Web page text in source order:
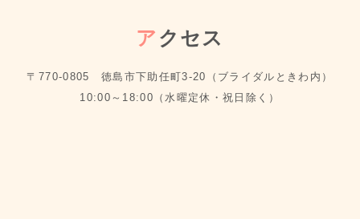
ア クセス
〒770-0805 徳島市下助任町3-20（ブライダルときわ内）
10:00～18:00（水曜定休・祝日除く）